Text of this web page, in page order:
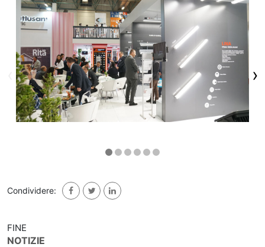
›
Condividere:
FINE
NOTIZIE